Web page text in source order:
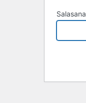
Salasana